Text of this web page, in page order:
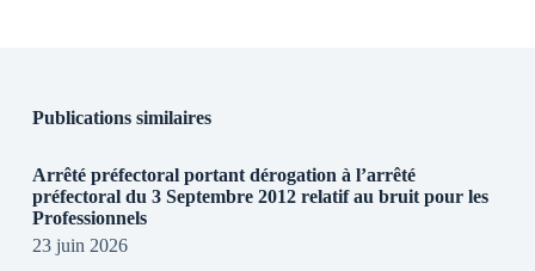
Publications similaires
Arrêté préfectoral portant dérogation à l’arrêté
préfectoral du 3 Septembre 2012 relatif au bruit pour les
Professionnels
23 juin 2026